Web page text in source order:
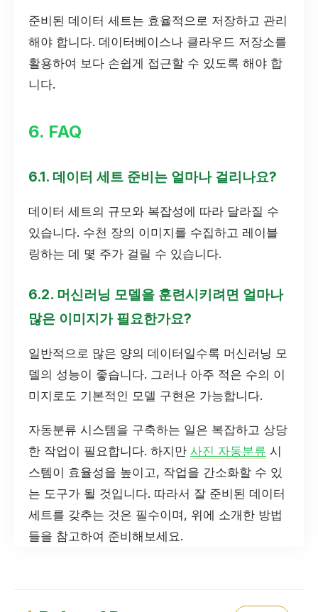
준비된 데이터 세트는 효율적으로 저장하고 관리
해야 합니다. 데이터베이스나 클라우드 저장소를
활용하여 보다 손쉽게 접근할 수 있도록 해야 합
니다.
6. FAQ
6.1. 데이터 세트 준비는 얼마나 걸리나요?
데이터 세트의 규모와 복잡성에 따라 달라질 수
있습니다. 수천 장의 이미지를 수집하고 레이블
링하는 데 몇 주가 걸릴 수 있습니다.
6.2. 머신러닝 모델을 훈련시키려면 얼마나
많은 이미지가 필요한가요?
일반적으로 많은 양의 데이터일수록 머신러닝 모
델의 성능이 좋습니다. 그러나 아주 적은 수의 이
미지로도 기본적인 모델 구현은 가능합니다.
자동분류 시스템을 구축하는 일은 복잡하고 상당
한 작업이 필요합니다. 하지만 사진 자동분류 시
스템이 효율성을 높이고, 작업을 간소화할 수 있
는 도구가 될 것입니다. 따라서 잘 준비된 데이터
세트를 갖추는 것은 필수이며, 위에 소개한 방법
들을 참고하여 준비해보세요.